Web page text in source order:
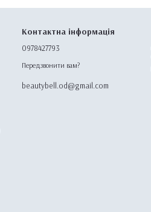
Контактна інформація
0978427793
Передзвонити вам?
beautybell.od@gmail.com